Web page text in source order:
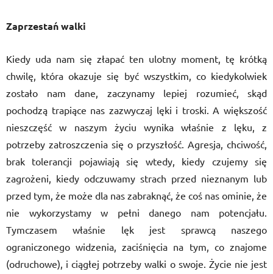
Zaprzestań walki
Kiedy uda nam się złapać ten ulotny moment, tę krótką
chwilę, która okazuje się być wszystkim, co kiedykolwiek
zostało nam dane, zaczynamy lepiej rozumieć, skąd
pochodzą trapiące nas zazwyczaj lęki i troski. A większość
nieszczęść w naszym życiu wynika właśnie z lęku, z
potrzeby zatroszczenia się o przyszłość. Agresja, chciwość,
brak tolerancji pojawiają się wtedy, kiedy czujemy się
zagrożeni, kiedy odczuwamy strach przed nieznanym lub
przed tym, że może dla nas zabraknąć, że coś nas ominie, że
nie wykorzystamy w pełni danego nam potencjału.
Tymczasem właśnie lęk jest sprawcą naszego
ograniczonego widzenia, zaciśnięcia na tym, co znajome
(odruchowe), i ciągłej potrzeby walki o swoje. Życie nie jest